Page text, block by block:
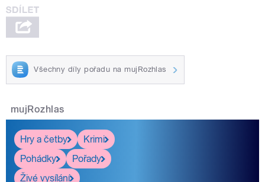
Všechny díly pořadu na mujRozhlas
mujRozhlas
Hry a četby
Krimi
Pohádky
Pořady
Živé vysílání